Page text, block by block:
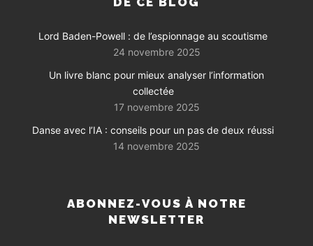
Lord Baden-Powell : de l’espionnage au scoutisme
24 novembre 2025
Un livre blanc pour mieux analyser l’information
collectée
17 novembre 2025
Danse avec l’IA : conseils pour un pas de deux réussi
14 novembre 2025
ABONNEZ-VOUS À NOTRE
NEWSLETTER